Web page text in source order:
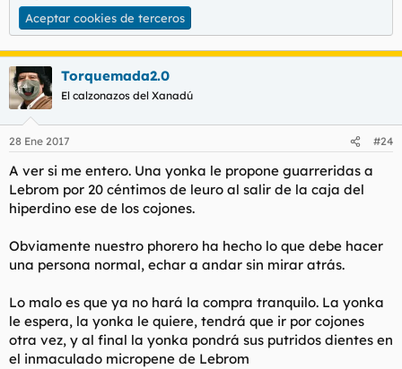
Aceptar cookies de terceros
Torquemada2.0
El calzonazos del Xanadú
28 Ene 2017 #24
A ver si me entero. Una yonka le propone guarreridas a
Lebrom por 20 céntimos de leuro al salir de la caja del
hiperdino ese de los cojones.
Obviamente nuestro phorero ha hecho lo que debe hacer
una persona normal, echar a andar sin mirar atrás.
Lo malo es que ya no hará la compra tranquilo. La yonka
le espera, la yonka le quiere, tendrá que ir por cojones
otra vez, y al final la yonka pondrá sus putridos dientes en
el inmaculado micropene de Lebrom